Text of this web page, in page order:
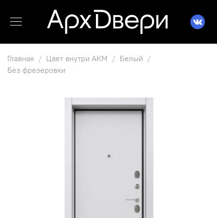
Главная Цвет внутри АКМ
Белый
Без фрезеровки